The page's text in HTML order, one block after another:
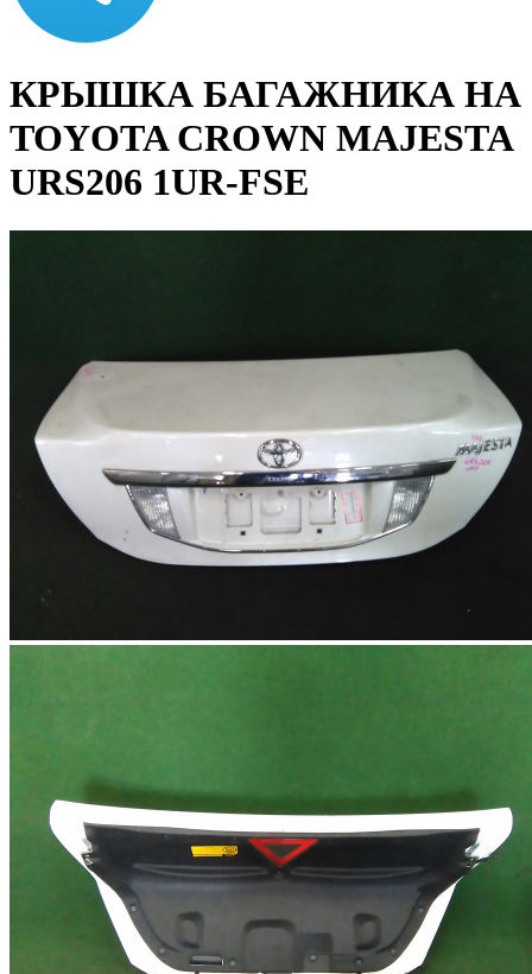
КРЫШКА БАГАЖНИКА НА
TOYOTA CROWN MAJESTA
URS206 1UR-FSE